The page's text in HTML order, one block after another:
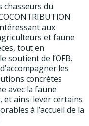
chasseurs du
aux
et faune
tout en
soutient de l’OFB.
les
concrètes
avec la faune
et ainsi lever certains
à l’accueil de la